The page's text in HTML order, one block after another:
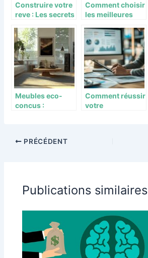
Construire votre
reve : Les secrets
maison en
Gironde
Comment choisir
les meilleures
d’investissement
pour la retraite
Meubles eco-
concus :
appartement
Comment réussir
votre
PRÉCÉDENT
Publications similaires